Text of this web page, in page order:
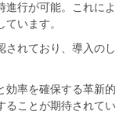
進行が可能。これによ
います。
されており、導入のし
効率を確保する革新的
ることが期待されてい